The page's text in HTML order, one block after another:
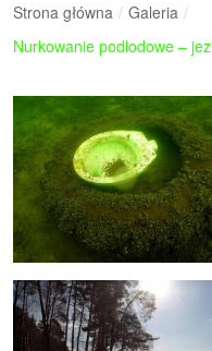
Strona główna / Galeria /
Nurkowanie podlodowe –